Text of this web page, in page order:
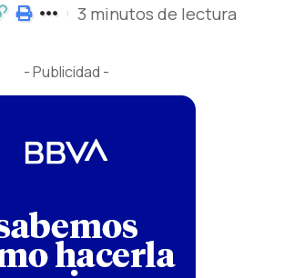
3 minutos de lectura
- Publicidad -